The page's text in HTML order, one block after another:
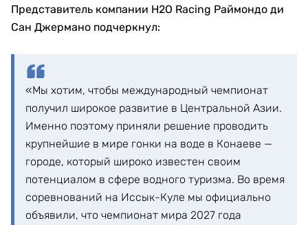
Представитель компании H2O Racing Раймондо ди
Сан Джермано подчеркнул:
«Мы хотим, чтобы международный чемпионат
получил широкое развитие в Центральной Азии.
Именно поэтому приняли решение проводить
крупнейшие в мире гонки на воде в Конаеве —
городе, который широко известен своим
потенциалом в сфере водного туризма. Во время
соревнований на Иссык-Куле мы официально
объявили, что чемпионат мира 2027 года